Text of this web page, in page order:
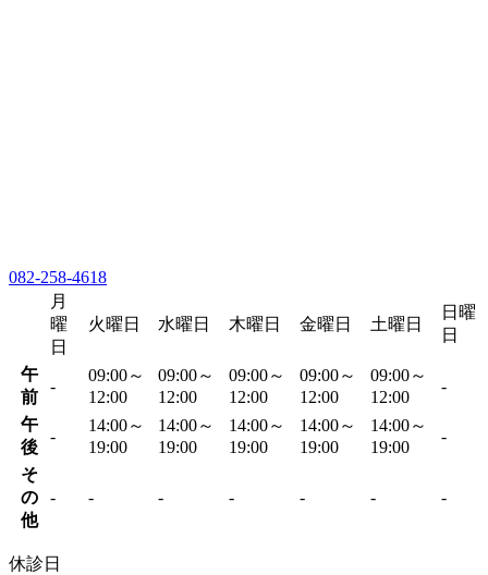
082-258-4618
月
曜
日
火曜日 水曜日 木曜日 金曜日 土曜日
日曜
日
午
前
-
09:00～
12:00
09:00～
12:00
09:00～
12:00
09:00～
12:00
09:00～
12:00
-
午
後
-
14:00～
19:00
14:00～
19:00
14:00～
19:00
14:00～
19:00
14:00～
19:00
-
そ
の
他
- - - - - - -
休診日